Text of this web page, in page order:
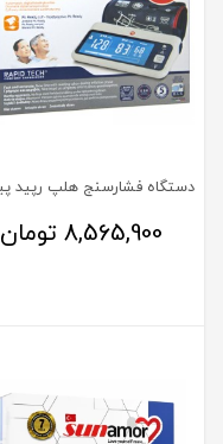
8,565,900 تومان